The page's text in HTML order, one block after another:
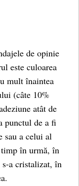
de opinie
este culoarea
mult înaintea
(câte 10%
atât de
punctul de a fi
sau a celui al
în urmă, în
a cristalizat, în